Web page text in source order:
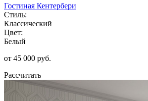
Гостиная Кентербери
Стиль:
Классический
Цвет:
Белый
от 45 000 руб.
Рассчитать